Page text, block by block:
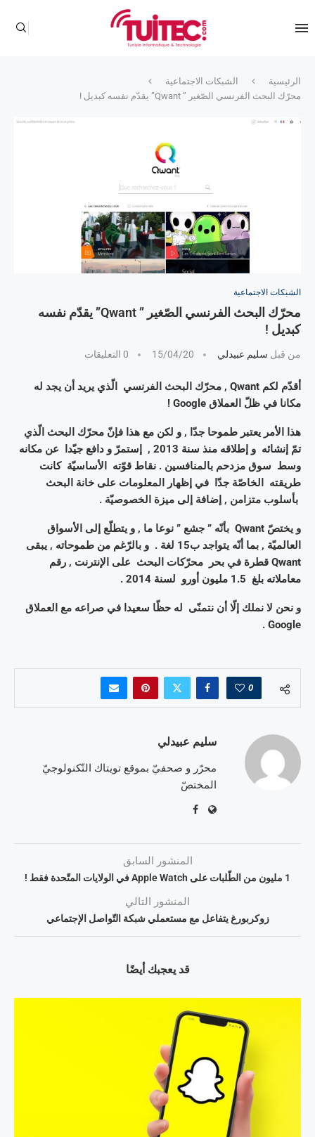
الرئيسية
الشبكات الاجتماعية
محرّك البحث الفرنسي الصّغير ” Qwant” يقدّم نفسه كبديل !
الشبكات الاجتماعية
محرّك البحث الفرنسي الصّغير ” Qwant” يقدّم نفسه
كبديل !
من قبل سليم عبيدلي 15/04/20 0 التعليقات
أقدّم لكم Qwant , محرّك البحث الفرنسي الّذي يريد أن يجد له
مكانا في ظلّ العملاق Google !
هذا الأمر يعتبر طموحا جدّا , و لكن مع هذا فإنّ محرّك البحث الّذي
تمّ إنشائه و إطلاقه منذ سنة 2013 , إستمرّ و دافع جيّدا عن مكانه
وسط سوق مزدحم بالمنافسين . نقاط قوّته الأساسيّة كانت
طريقته الخاصّة جدّا في إظهار المعلومات على خانة البحث
بأسلوب متزامن , إضافة إلى ميزة الخصوصيّة .
و يختصّ Qwant بأنّه ” جشع ” نوعا ما , و يتطلّع إلى الأسواق
العالميّة , بما أنّه يتواجد ب15 لغة . و بالرّغم من طموحاته , يبقى
Qwant قطرة في بحر محرّكات البحث على الإنترنت , رقم
معاملاته بلغ 1.5 مليون أورو لسنة 2014 .
و نحن لا نملك إلّا أن نتمنّى له حظّا سعيدا في صراعه مع العملاق
Google .
0
سليم عبيدلي
محرّر و صحفيّ بموقع تويتاك التّكنولوجيّ
المختصّ
المنشور السابق
1 مليون من الطّلبات على Apple Watch في الولايات المتّحدة فقط !
المنشور التالي
زوكربورغ يتفاعل مع مستعملي شبكة التّواصل الإجتماعي
قد يعجبك أيضًا